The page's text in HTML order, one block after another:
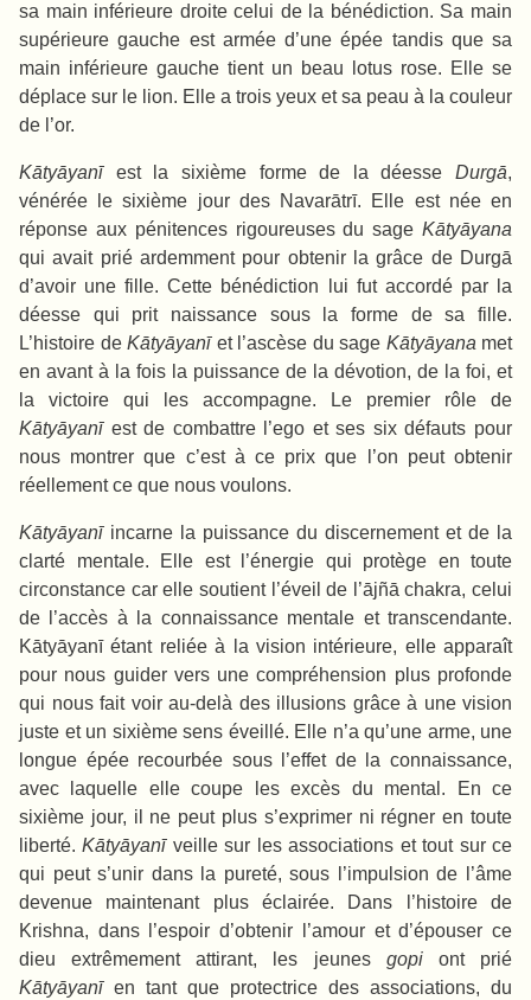
sa main inférieure droite celui de la bénédiction. Sa main
supérieure gauche est armée d’une épée tandis que sa
main inférieure gauche tient un beau lotus rose. Elle se
déplace sur le lion. Elle a trois yeux et sa peau à la couleur
de l’or.
Kātyāyanīest la sixième forme de la déesse Durgā,
vénérée le sixième jour des Navarātrī. Elle est née en
réponse aux pénitences rigoureuses du sage Kātyāyana
qui avait prié ardemment pour obtenir la grâce de Durgā
d’avoir une fille. Cette bénédiction lui fut accordé par la
déesse qui prit naissance sous la forme de sa fille.
L’histoire de Kātyāyanīet l’ascèse du sage Kātyāyana met
en avant à la fois la puissance de la dévotion, de la foi, et
la victoire qui les accompagne. Le premier rôle de
Kātyāyanīest de combattre l’ego et ses six défauts pour
nous montrer que c’est à ce prix que l’on peut obtenir
réellement ce que nous voulons.
Kātyāyanīincarne la puissance du discernement et de la
clarté mentale. Elle est l’énergie qui protège en toute
circonstance car elle soutient l’éveil de l’ājñā chakra, celui
de l’accès à la connaissance mentale et transcendante.
Kātyāyanī étant reliée à la vision intérieure, elle apparaît
pour nous guider vers une compréhension plus profonde
qui nous fait voir au-delà des illusions grâce à une vision
juste et un sixième sens éveillé. Elle n’a qu’une arme, une
longue épée recourbée sous l’effet de la connaissance,
avec laquelle elle coupe les excès du mental. En ce
sixième jour, il ne peut plus s’exprimer ni régner en toute
liberté.Kātyāyanī veille sur les associations et tout sur ce
qui peut s’unir dans la pureté, sous l’impulsion de l’âme
devenue maintenant plus éclairée. Dans l’histoire de
Krishna, dans l’espoir d’obtenir l’amour et d’épouser ce
dieu extrêmement attirant, les jeunes gopiont prié
Kātyāyanī en tant que protectrice des associations, du